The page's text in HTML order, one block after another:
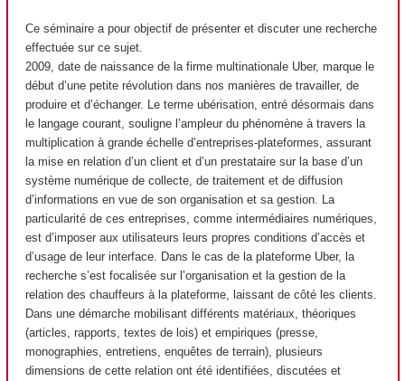
Ce séminaire a pour objectif de présenter et discuter une recherche
effectuée sur ce sujet.
2009, date de naissance de la firme multinationale Uber, marque le
début d’une petite révolution dans nos manières de travailler, de
produire et d’échanger. Le terme ubérisation, entré désormais dans
le langage courant, souligne l’ampleur du phénomène à travers la
multiplication à grande échelle d’entreprises-plateformes, assurant
la mise en relation d’un client et d’un prestataire sur la base d’un
système numérique de collecte, de traitement et de diffusion
d’informations en vue de son organisation et sa gestion. La
particularité de ces entreprises, comme intermédiaires numériques,
est d’imposer aux utilisateurs leurs propres conditions d’accès et
d’usage de leur interface. Dans le cas de la plateforme Uber, la
recherche s’est focalisée sur l’organisation et la gestion de la
relation des chauffeurs à la plateforme, laissant de côté les clients.
Dans une démarche mobilisant différents matériaux, théoriques
(articles, rapports, textes de lois) et empiriques (presse,
monographies, entretiens, enquêtes de terrain), plusieurs
dimensions de cette relation ont été identifiées, discutées et